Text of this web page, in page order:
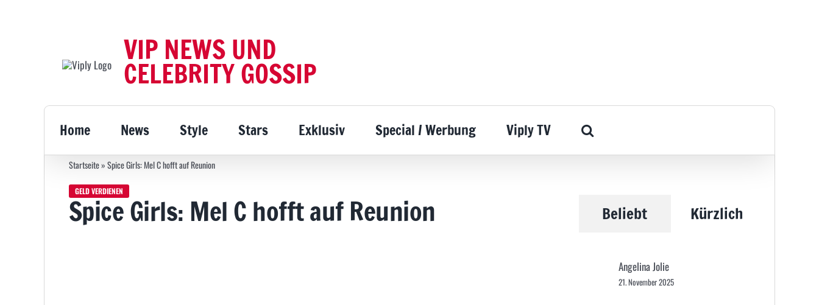
VIP NEWS UND
CELEBRITY GOSSIP
Home News Style Stars Exklusiv Special / Werbung Viply TV
Startseite»Spice Girls: Mel C hofft auf Reunion
GELD VERDIENEN
Spice Girls: Mel C hofft auf Reunion Beliebt Kürzlich
Angelina Jolie
21. November 2025